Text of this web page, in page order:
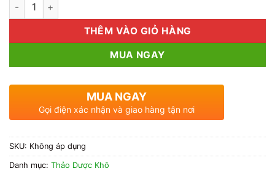
THÊM VÀO GIỎ HÀNG
MUA NGAY
MUA NGAY
Gọi điện xác nhận và giao hàng tận nơi
SKU: Không áp dụng
Danh mục: Thảo Dược Khô